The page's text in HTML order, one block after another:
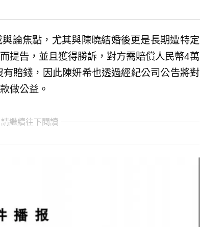
論焦點，尤其與陳曉結婚後更是長期遭特定
提告，並且獲得勝訴，對方需賠償人民幣4萬
賠錢，因此陳妍希也透過經紀公司公告將對
做公益。
繼續往下閱讀